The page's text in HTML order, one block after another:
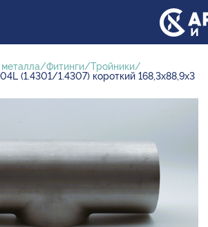
Фитинги Тройники
(1.4301/1.4307) короткий 168,3х88,9х3